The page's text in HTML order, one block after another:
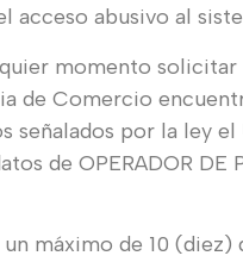
abusivo al
momento
de Comercio
por la ley
de OPERADOR DE
máximo de 10